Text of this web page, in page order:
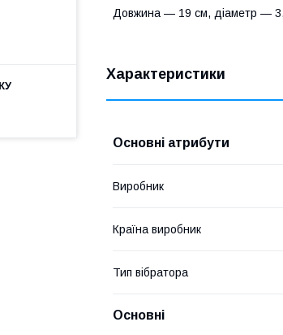
Довжина — 19 см, діаметр —
Характеристики
Основні атрибути
Виробник
Країна виробник
Тип вібратора
Основні